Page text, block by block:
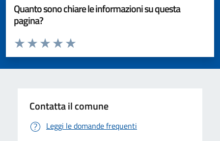
Quanto sono chiare le informazioni su questa
pagina?
Valuta da 1 a 5 stelle la pagina
Valuta 5 stelle su 5
Valuta 4 stelle su 5
Valuta 3 stelle su 5
Valuta 2 stelle su 5
Valuta 1 stelle su 5
Contatta il comune
Leggi le domande frequenti